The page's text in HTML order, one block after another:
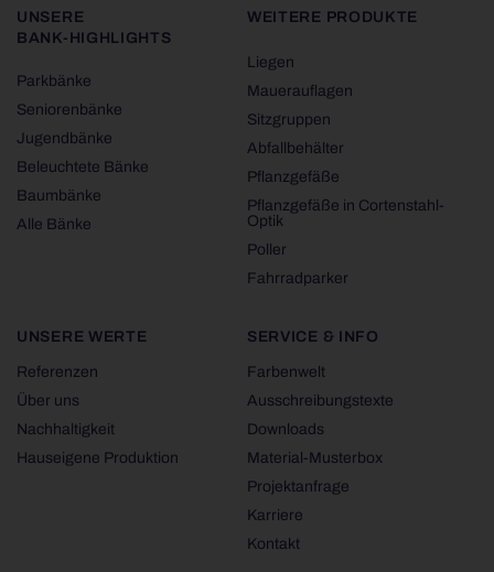
UNSERE
BANK-HIGHLIGHTS
Parkbänke
Seniorenbänke
Jugendbänke
Beleuchtete Bänke
Baumbänke
Alle Bänke
WEITERE PRODUKTE
Liegen
Mauerauflagen
Sitzgruppen
Abfallbehälter
Pflanzgefäße
Pflanzgefäße in Cortenstahl-
Optik
Poller
Fahrradparker
UNSERE WERTE
Referenzen
Über uns
Nachhaltigkeit
Hauseigene Produktion
SERVICE & INFO
Farbenwelt
Ausschreibungstexte
Downloads
Material-Musterbox
Projektanfrage
Karriere
Kontakt